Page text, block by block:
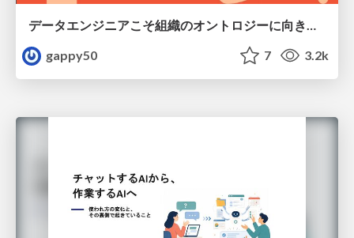
データエンジニアこそ組織のオントロジーに向き合うべき — 問いに答えるAIから、事業を動かすAIへ
gappy50
7 3.2k